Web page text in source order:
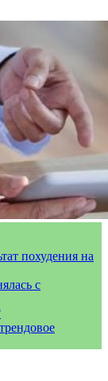
похудения на
с